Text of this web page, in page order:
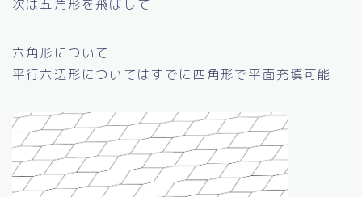
次は五角形を飛ばして
六角形について
平行六辺形についてはすでに四角形で平面充填可能